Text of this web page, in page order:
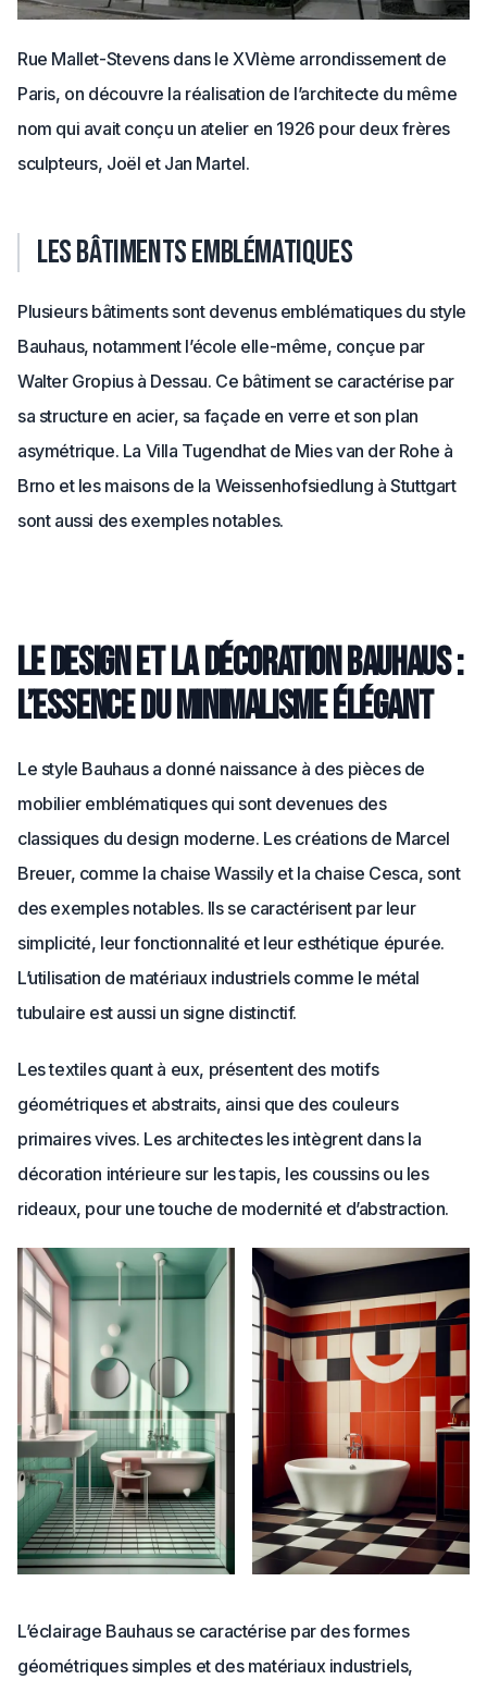
Rue Mallet-Stevens dans le XVIème arrondissement de
Paris, on découvre la réalisation de l’architecte du même
nom qui avait conçu un atelier en 1926 pour deux frères
sculpteurs, Joël et Jan Martel.
Les bâtiments emblématiques
Plusieurs bâtiments sont devenus emblématiques du style
Bauhaus, notamment l’école elle-même, conçue par
Walter Gropius à Dessau. Ce bâtiment se caractérise par
sa structure en acier, sa façade en verre et son plan
asymétrique. La Villa Tugendhat de Mies van der Rohe à
Brno et les maisons de la Weissenhofsiedlung à Stuttgart
sont aussi des exemples notables.
Le design et la décoration Bauhaus :
l’essence du minimalisme élégant
Le style Bauhaus a donné naissance à des pièces de
mobilier emblématiques qui sont devenues des
classiques du design moderne. Les créations de Marcel
Breuer, comme la chaise Wassily et la chaise Cesca, sont
des exemples notables. Ils se caractérisent par leur
simplicité, leur fonctionnalité et leur esthétique épurée.
L’utilisation de matériaux industriels comme le métal
tubulaire est aussi un signe distinctif.
Les textiles quant à eux, présentent des motifs
géométriques et abstraits, ainsi que des couleurs
primaires vives. Les architectes les intègrent dans la
décoration intérieure sur les tapis, les coussins ou les
rideaux, pour une touche de modernité et d’abstraction.
L’éclairage Bauhaus se caractérise par des formes
géométriques simples et des matériaux industriels,